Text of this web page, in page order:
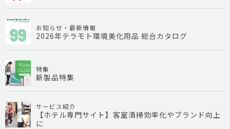
お知らせ・最新情報
2026年テラモト環境美化用品 総合カタログ
特集
新製品特集
サービス紹介
【ホテル専門サイト】客室清掃効率化やブランド向上
に